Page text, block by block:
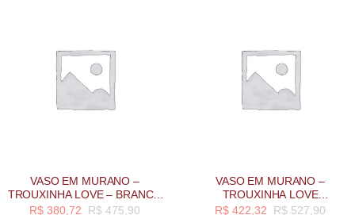
VASO EM MURANO –
TROUXINHA LOVE – BRANCO
TAMANHO PP
R$475,90
R$ 380,72
VASO EM MURANO –
TROUXINHA LOVE
AQUAMARINE P
R$527,90
R$ 422,32